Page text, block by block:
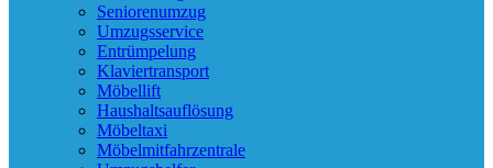
Seniorenumzug
Umzugsservice
Entrümpelung
Klaviertransport
Möbellift
Haushaltsauflösung
Möbeltaxi
Möbelmitfahrzentrale